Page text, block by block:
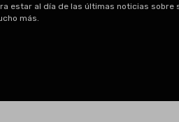
estar al día de las últimas noticias sobre
más.